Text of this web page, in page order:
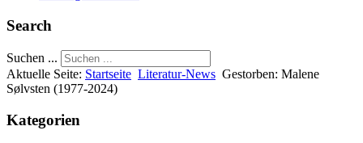
Search
Suchen ...
Aktuelle Seite: Startseite Literatur-News Gestorben: Malene
Sølvsten (1977-2024)
Kategorien